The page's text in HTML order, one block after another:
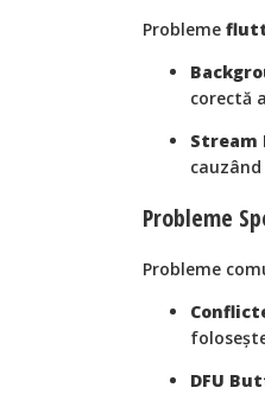
Probleme
corectă
Stream
Probleme
Probleme
DFU